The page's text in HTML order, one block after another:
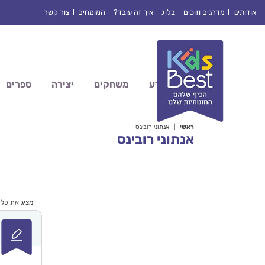
אודותינו מדרגים וזוכים בלוג איך זה עובד? המומחים צור קשר
מדע משחקים יצירה ספרים
ראשי אנתוני רובינס
אנתוני רובינס
מציג את כל 3 התוצאות